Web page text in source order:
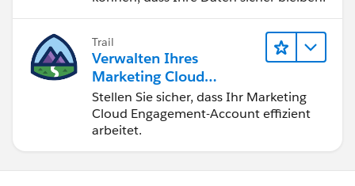
Trail
Verwalten Ihres
Marketing Cloud
Engagement-Accounts
Stellen Sie sicher, dass Ihr Marketing
Cloud Engagement-Account effizient
arbeitet.